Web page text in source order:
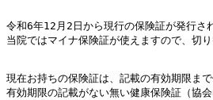
令和6年12月2日から現行の保険証が発行さ
当院ではマイナ保険証が使えますので、切
現在お持ちの保険証は、記載の有効期限まで
有効期限の記載がない無い健康保険証（協